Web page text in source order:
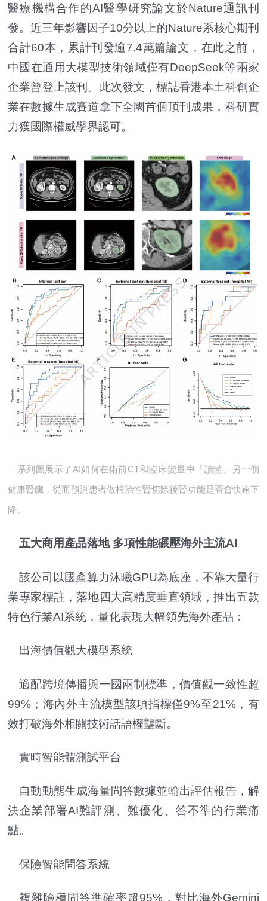
醫療機構合作的AI醫學研究論文於Nature通訊刊
發。近三年影響因子10分以上的Nature系核心期刊
合計60本，累計刊發逾7.4萬篇論文，在此之前，
中國在通用大模型技術領域僅有DeepSeek等兩家
企業曾登上該刊。此次發文，標誌香港本土科創企
業在數據生成賽道拿下全國首個頂刊成果，科研實
力獲國際權威學界認可。
系列圖展示了AI如何在術前CT和臨床變量中「讀懂」另一側
健康腎臟，從而預測患者做根治性腎切除後腎功能是否會快速下
降。
五大商用產品落地 多項性能碾壓海外主流AI
該公司以國產算力沐曦GPU為底座，不靠大量行
業專家標註，落地四大高精度垂直領域，推出五款
特色行業AI系統，量化表現大幅領先海外產品：
出海價值觀大模型系統
適配跨境傳播與一國兩制標準，價值觀一致性超
99%；海內外主流模型該項指標僅9%至21%，有
效打破海外相關技術話語權壟斷。
實時智能體測試平台
自動動態生成海量問答數據並輸出評估報告，解
決企業部署AI難評測、難優化、答不準的行業痛
點。
保險智能問答系統
複雜險種問答準確率超95%，對比海外Gemini